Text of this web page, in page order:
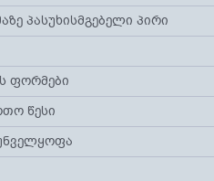
პასუხისმგებელი პირი
ფორმები
წესი